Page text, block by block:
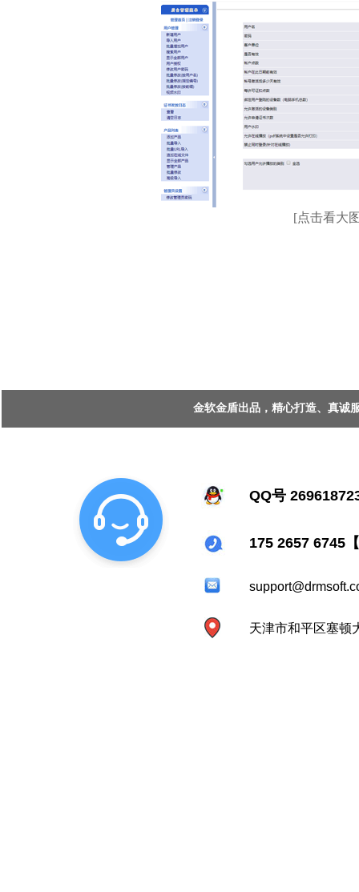
[点击看大
金软金盾出品，精心打造、真
QQ号
175 2657 6745
天津市和平区塞顿